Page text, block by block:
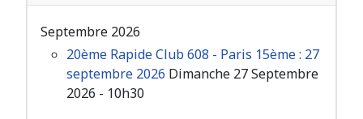
Septembre 2026
20ème Rapide Club 608 - Paris 15ème : 27
septembre 2026 Dimanche 27 Septembre
2026 - 10h30